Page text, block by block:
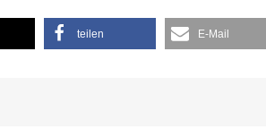
teilen E-Mail